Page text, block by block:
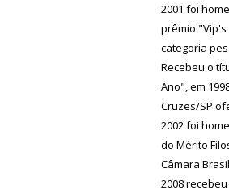
2001 foi
prêmio
categoria
Recebeu o
Ano", em
Cruzes/SP
2002 foi
do Mérito
Câmara
2008